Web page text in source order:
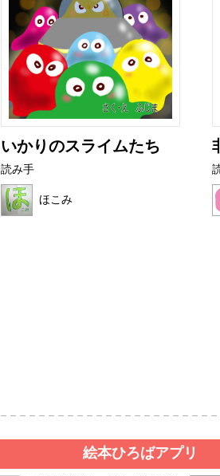
いかりのスライムたち
読み手
ほこみ
絵本ひろばアプリ